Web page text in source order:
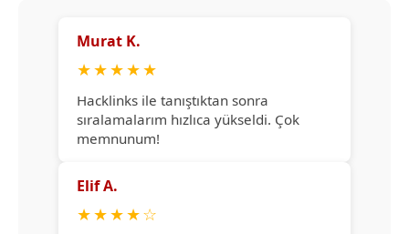
Murat K.
★★★★★
Hacklinks ile tanıştıktan sonra
sıralamalarım hızlıca yükseldi. Çok
memnunum!
Elif A.
★★★★☆